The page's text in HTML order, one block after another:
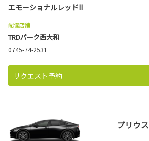
エモーショナルレッドII
配備店舗
TRDパーク西大和
0745-74-2531
リクエスト予約
プリウス